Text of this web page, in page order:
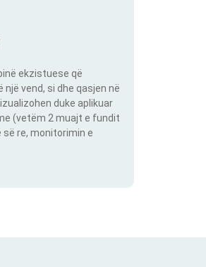
ekzistuese që
vend, si dhe qasjen në
duke aplikuar
(vetëm 2 muajt e fundit
re, monitorimin e